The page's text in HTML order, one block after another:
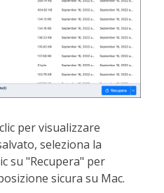
per visualizzare
seleziona la
su "Recupera" per
sicura su Mac.